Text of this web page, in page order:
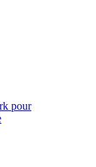
pour